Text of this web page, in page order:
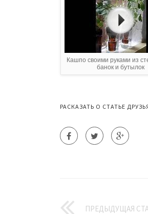
Кашпо своими руками из
банок и бутылок
РАСКАЗАТЬ О СТАТЬЕ
ПРЕДЫДУЩАЯ